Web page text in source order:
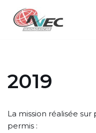
Aller
2019
La mission réalisée
permis :